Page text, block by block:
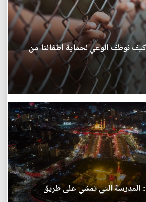
نوظف الوعي لحماية أطفالنا من
المدرسة التي تمشي على طريق